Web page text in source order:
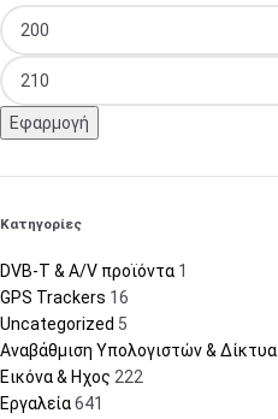
Εφαρμογή
Κατηγορίες
DVB-T & A/V προϊόντα 1
GPS Trackers 16
Uncategorized 5
Αναβάθμιση Υπολογιστών & Δίκτυα
Εικόνα & Ηχος 222
Εργαλεία641